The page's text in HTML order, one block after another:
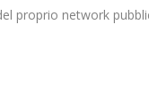
proprio network